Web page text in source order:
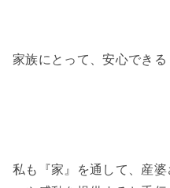
家族にとって、安心できる
私も『家』を通して、産